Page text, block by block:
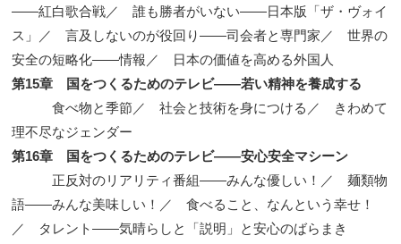
——紅白歌合戦／ 誰も勝者がいない——日本版「ザ・ヴォイ
ス」／ 言及しないのが役回り——司会者と専門家／ 世界の
安全の短略化——情報／ 日本の価値を高める外国人
第15章 国をつくるためのテレビ——若い精神を養成する
食べ物と季節／ 社会と技術を身につける／ きわめて
理不尽なジェンダー
第16章 国をつくるためのテレビ——安心安全マシーン
正反対のリアリティ番組——みんな優しい！／ 麺類物
語——みんな美味しい！／ 食べること、なんという幸せ！
／ タレント——気晴らしと「説明」と安心のばらまき